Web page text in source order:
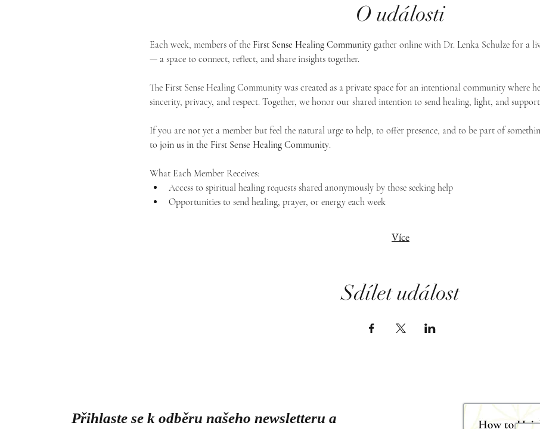
O události
Each week, members of the First Sense Healing Community gather online with Dr. Lenka Schulze for a
— a space to connect, reflect, and share insights together.
The First Sense Healing Community was created as a private space for an intentional community where
sincerity, privacy, and respect. Together, we honor our shared intention to send healing, light, and
If you are not yet a member but feel the natural urge to help, to offer presence, and to be part of
to join us in the First Sense Healing Community.
What Each Member Receives:
Access to spiritual healing requests shared anonymously by those seeking help
Opportunities to send healing, prayer, or energy each week
Více
Sdílet událost
Přihlaste se k odběru našeho newsletteru a